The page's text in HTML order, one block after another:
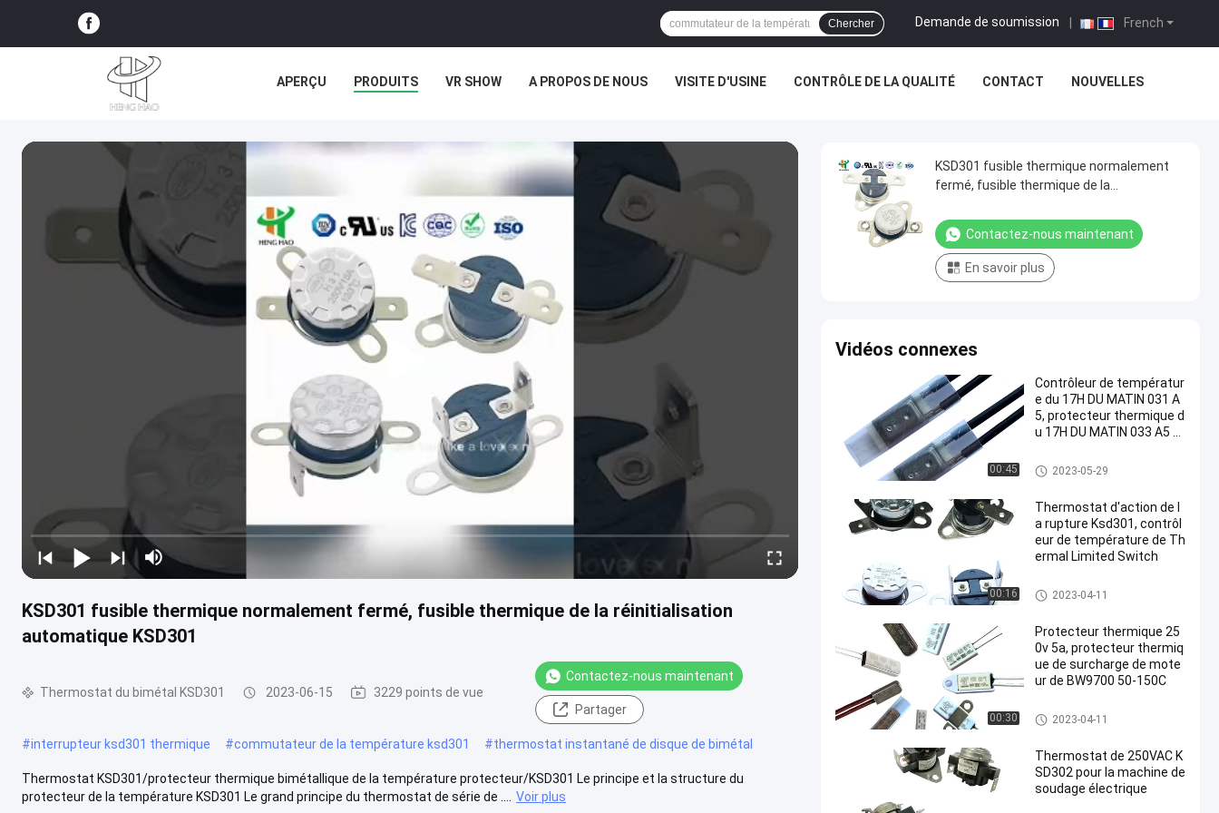
French
Demande de soumission
Chercher
APERÇU PRODUITS VR SHOW A PROPOS DE NOUS VISITE D'USINE CONTRÔLE DE LA QUALITÉ CONTACT NOUVELLES
KSD301 fusible thermique normalement fermé, fusible thermique de la réinitialisation
automatique KSD301
Thermostat du bimétal KSD301 2023-06-15 3229 points de vue
Contactez-nous maintenant
Partager
#interrupteur ksd301 thermique #commutateur de la température ksd301 #thermostat instantané de disque de bimétal
Thermostat KSD301/protecteur thermique bimétallique de la température protecteur/KSD301 Le principe et la structure du
protecteur de la température KSD301 Le grand principe du thermostat de série de ....
Voir plus
KSD301 fusible thermique normalement
fermé, fusible thermique de la
Contactez-nous maintenant
En savoir plus
Vidéos connexes
00:45
Contrôleur de températur
e du 17H DU MATIN 031 A
5, protecteur thermique d
u 17H DU MATIN 033 A5 d
protecteur de courant ascenda
nt de 17h du matin
2023-05-29
00:16
Thermostat d'action de l
a rupture Ksd301, contrôl
eur de température de Th
ermal Limited Switch
Thermostat du bimétal KSD30
1
2023-04-11
00:30
Protecteur thermique 25
0v 5a, protecteur thermiq
ue de surcharge de mote
ur de BW9700 50-150C
Thermostat du bimétal KSD30
1
2023-04-11
Thermostat de 250VAC K
SD302 pour la machine de
soudage électrique